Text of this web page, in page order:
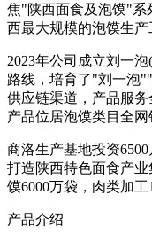
焦"陕西面食及泡馍"系
西最大规模的泡馍生产
2023年公司成立刘一
路线，培育了"刘一泡
供应链渠道，产品服务
产品位居泡馍类目全网
商洛生产基地投资
打造陕西特色面食产
馍6000万袋，肉类加工
产品介绍